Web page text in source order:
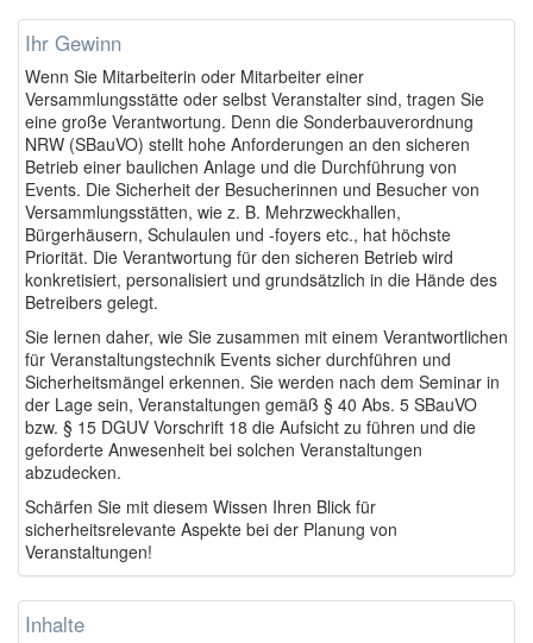
Ihr Gewinn
Wenn Sie Mitarbeiterin oder Mitarbeiter einer
Versammlungsstätte oder selbst Veranstalter sind, tragen Sie
eine große Verantwortung. Denn die Sonderbauverordnung
NRW (SBauVO) stellt hohe Anforderungen an den sicheren
Betrieb einer baulichen Anlage und die Durchführung von
Events. Die Sicherheit der Besucherinnen und Besucher von
Versammlungsstätten, wie z. B. Mehrzweckhallen,
Bürgerhäusern, Schulaulen und -foyers etc., hat höchste
Priorität. Die Verantwortung für den sicheren Betrieb wird
konkretisiert, personalisiert und grundsätzlich in die Hände des
Betreibers gelegt.
Sie lernen daher, wie Sie zusammen mit einem Verantwortlichen
für Veranstaltungstechnik Events sicher durchführen und
Sicherheitsmängel erkennen. Sie werden nach dem Seminar in
der Lage sein, Veranstaltungen gemäß § 40 Abs. 5 SBauVO
bzw. § 15 DGUV Vorschrift 18 die Aufsicht zu führen und die
geforderte Anwesenheit bei solchen Veranstaltungen
abzudecken.
Schärfen Sie mit diesem Wissen Ihren Blick für
sicherheitsrelevante Aspekte bei der Planung von
Veranstaltungen!
Inhalte